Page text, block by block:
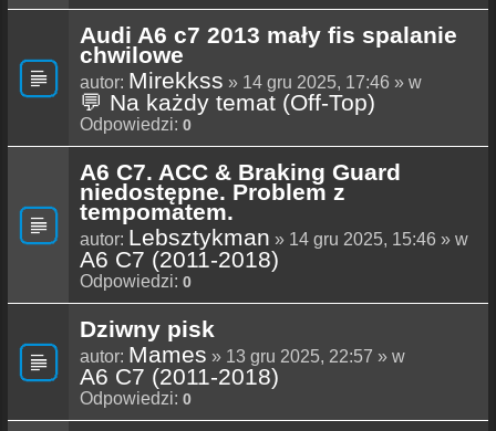
Audi A6 c7 2013 mały fis spalanie
chwilowe
autor: Mirekkss » 14 gru 2025, 17:46 » w
💬 Na każdy temat (Off-Top)
Odpowiedzi: 0
A6 C7. ACC & Braking Guard
niedostępne. Problem z
tempomatem.
autor: Lebsztykman » 14 gru 2025, 15:46 » w
A6 C7 (2011-2018)
Odpowiedzi: 0
Dziwny pisk
autor: Mames » 13 gru 2025, 22:57 » w
A6 C7 (2011-2018)
Odpowiedzi: 0